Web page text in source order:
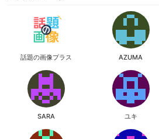
話題の画像プラス AZUMA
SARA ユキ